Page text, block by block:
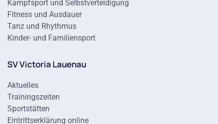
Kampfsport und Selbstverteidigung
Fitness und Ausdauer
Tanz und Rhythmus
Kinder- und Familiensport
SV Victoria Lauenau
Aktuelles
Trainingszeiten
Sportstätten
Eintrittserklärung online